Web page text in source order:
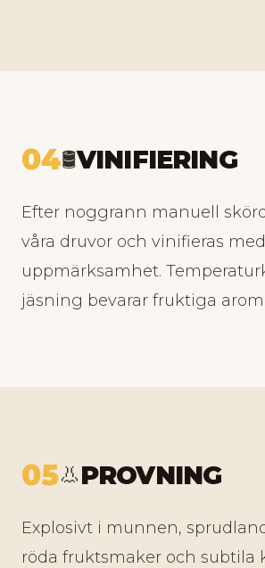
04🛢️VINIFIERING
Efter noggrann manuell
våra druvor och vinifieras
uppmärksamhet.
jäsning bevarar fruktiga
05👃PROVNING
Explosivt i munnen,
röda fruktsmaker och subtila